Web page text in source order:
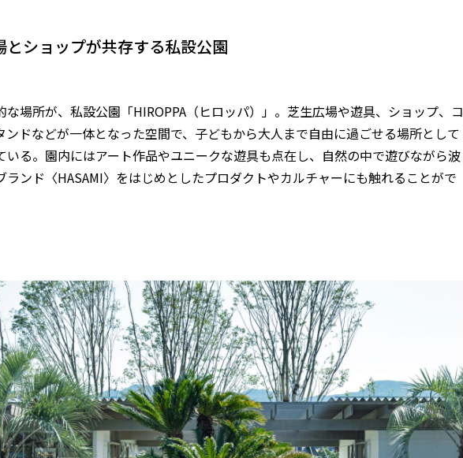
とショップが共存する私設公園
な場所が、私設公園「HIROPPA（ヒロッパ）」。芝生広場や遊具、ショップ、コ
ンドなどが一体となった空間で、子どもから大人まで自由に過ごせる場所として
いる。園内にはアート作品やユニークな遊具も点在し、自然の中で遊びながら波
ランド〈HASAMI〉をはじめとしたプロダクトやカルチャーにも触れることがで